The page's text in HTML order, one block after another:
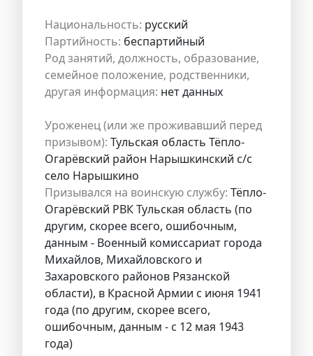
Национальность: русский
Партийность: беспартийный
Род занятий, должность, образование,
семейное положение, родственники,
другая информация: нет данных
Уроженец (или же проживавший перед
призывом): Тульская область Тёпло-
Огарёвский район Нарышкинский с/с
село Нарышкино
Призывался на воинскую службу: Тёпло-
Огарёвский РВК Тульская область (по
другим, скорее всего, ошибочным,
данным - Военный комиссариат города
Михайлов, Михайловского и
Захаровского районов Рязанской
области), в Красной Армии с июня 1941
года (по другим, скорее всего,
ошибочным, данным - с 12 мая 1943
года)